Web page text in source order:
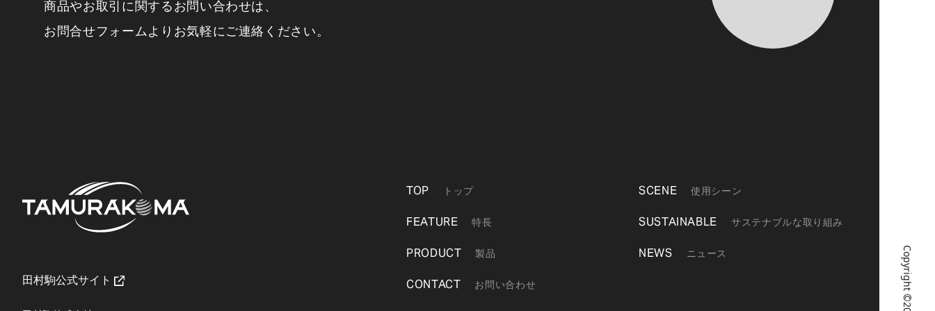
商品やお取引に関するお問い合わせは、
お問合せフォームよりお気軽にご連絡ください。
田村駒公式サイト
TOP トップ SCENE 使用シーン
FEATURE 特長 SUSTAINABLE サステナブルな取り組み
PRODUCT 製品 NEWS ニュース
CONTACT お問い合わせ